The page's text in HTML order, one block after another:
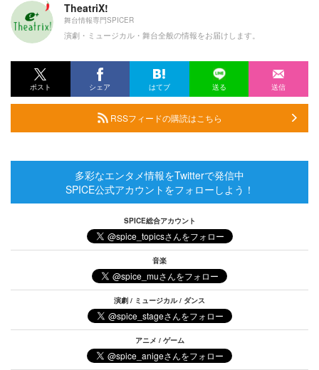
TheatriX!
舞台情報専門SPICER
演劇・ミュージカル・舞台全般の情報をお届けします。
ポスト シェア はてブ 送る 送信
RSSフィードの購読はこちら
多彩なエンタメ情報をTwitterで発信中
SPICE公式アカウントをフォローしよう！
SPICE総合アカウント
音楽
演劇 / ミュージカル / ダンス
アニメ / ゲーム